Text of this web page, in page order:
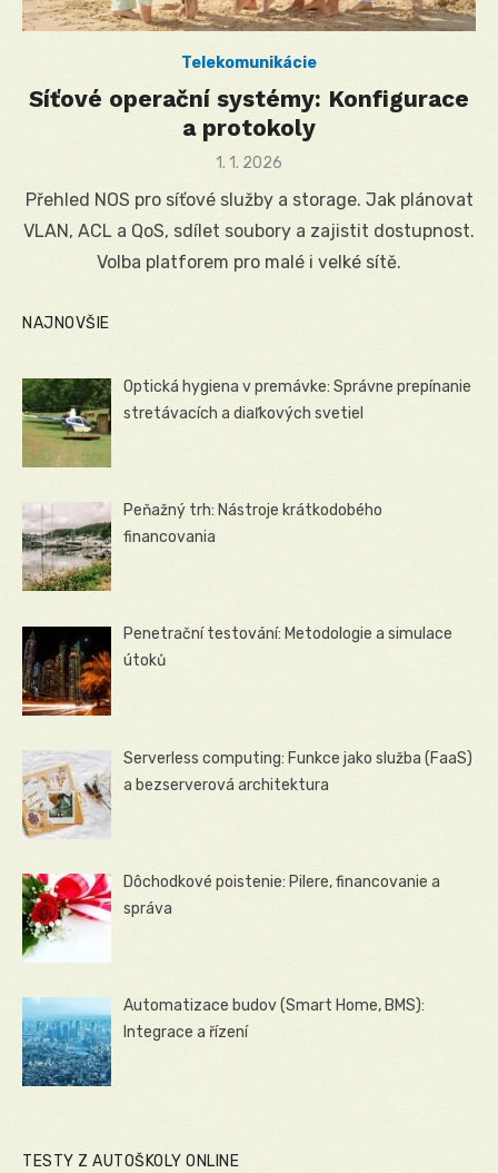
Telekomunikácie
Síťové operační systémy: Konfigurace
a protokoly
Posted
1. 1. 2026
Přehled NOS pro síťové služby a storage. Jak plánovat
VLAN, ACL a QoS, sdílet soubory a zajistit dostupnost.
Volba platforem pro malé i velké sítě.
NAJNOVŠIE
Optická hygiena v premávke: Správne prepínanie
stretávacích a diaľkových svetiel
Peňažný trh: Nástroje krátkodobého
financovania
Penetrační testování: Metodologie a simulace
útoků
Serverless computing: Funkce jako služba (FaaS)
a bezserverová architektura
Dôchodkové poistenie: Pilere, financovanie a
správa
Automatizace budov (Smart Home, BMS):
Integrace a řízení
TESTY Z AUTOŠKOLY ONLINE